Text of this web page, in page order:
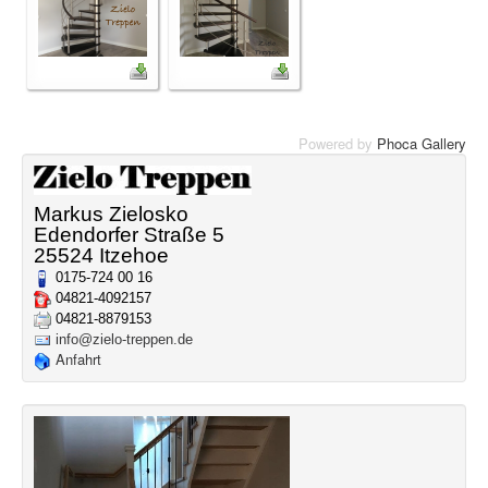
Powered by Phoca Gallery
Markus Zielosko
Edendorfer Straße 5
25524 Itzehoe
0175-724 00 16
04821-4092157
04821-8879153
info@zielo-treppen.de
Anfahrt